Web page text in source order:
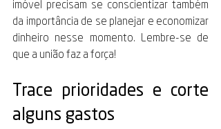
imóvel precisam se conscientizar também
da importância de se planejar e economizar
dinheiro nesse momento. Lembre-se de
que a união faz a força!
Trace prioridades e corte
alguns gastos